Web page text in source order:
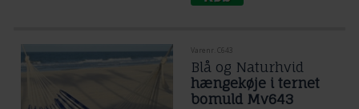
Varenr. C643
Blå og Naturhvid
hængekøje i ternet
bomuld Mv643